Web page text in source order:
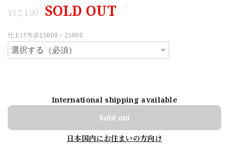
¥12,100 SOLD OUT
仕上げ方法15000－25000
International shipping available
Sold out
日本国内にお住まいの方向け